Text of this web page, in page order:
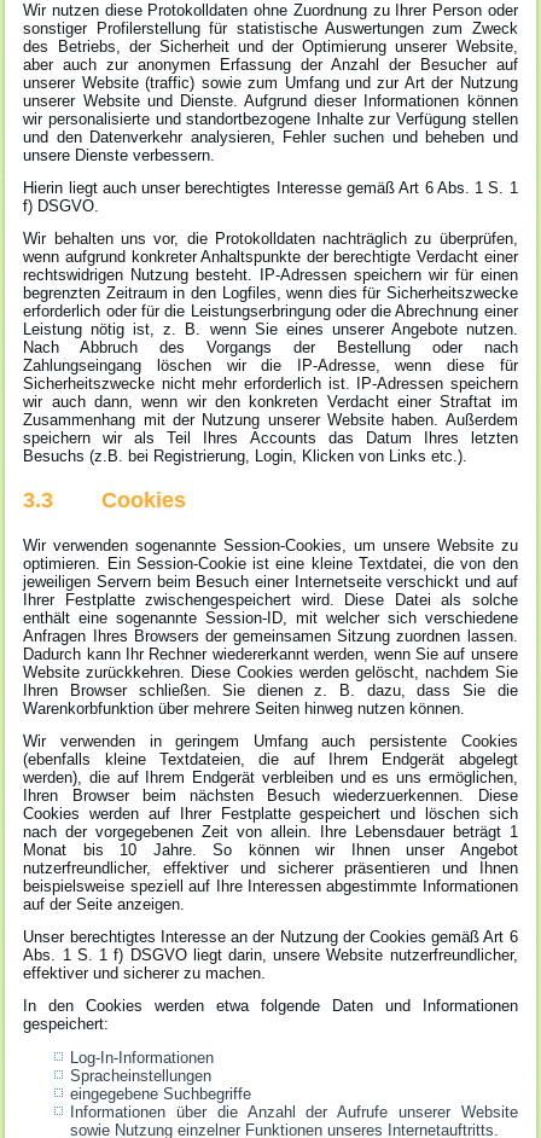
Wir nutzen diese Protokolldaten ohne Zuordnung zu Ihrer Person oder
sonstiger Profilerstellung für statistische Auswertungen zum Zweck
des Betriebs, der Sicherheit und der Optimierung unserer Website,
aber auch zur anonymen Erfassung der Anzahl der Besucher auf
unserer Website (traffic) sowie zum Umfang und zur Art der Nutzung
unserer Website und Dienste. Aufgrund dieser Informationen können
wir personalisierte und standortbezogene Inhalte zur Verfügung stellen
und den Datenverkehr analysieren, Fehler suchen und beheben und
unsere Dienste verbessern.
Hierin liegt auch unser berechtigtes Interesse gemäß Art 6 Abs. 1 S. 1
f) DSGVO.
Wir behalten uns vor, die Protokolldaten nachträglich zu überprüfen,
wenn aufgrund konkreter Anhaltspunkte der berechtigte Verdacht einer
rechtswidrigen Nutzung besteht. IP-Adressen speichern wir für einen
begrenzten Zeitraum in den Logfiles, wenn dies für Sicherheitszwecke
erforderlich oder für die Leistungserbringung oder die Abrechnung einer
Leistung nötig ist, z. B. wenn Sie eines unserer Angebote nutzen.
Nach Abbruch des Vorgangs der Bestellung oder nach
Zahlungseingang löschen wir die IP-Adresse, wenn diese für
Sicherheitszwecke nicht mehr erforderlich ist. IP-Adressen speichern
wir auch dann, wenn wir den konkreten Verdacht einer Straftat im
Zusammenhang mit der Nutzung unserer Website haben. Außerdem
speichern wir als Teil Ihres Accounts das Datum Ihres letzten
Besuchs (z.B. bei Registrierung, Login, Klicken von Links etc.).
3.3 Cookies
Wir verwenden sogenannte Session-Cookies, um unsere Website zu
optimieren. Ein Session-Cookie ist eine kleine Textdatei, die von den
jeweiligen Servern beim Besuch einer Internetseite verschickt und auf
Ihrer Festplatte zwischengespeichert wird. Diese Datei als solche
enthält eine sogenannte Session-ID, mit welcher sich verschiedene
Anfragen Ihres Browsers der gemeinsamen Sitzung zuordnen lassen.
Dadurch kann Ihr Rechner wiedererkannt werden, wenn Sie auf unsere
Website zurückkehren. Diese Cookies werden gelöscht, nachdem Sie
Ihren Browser schließen. Sie dienen z. B. dazu, dass Sie die
Warenkorbfunktion über mehrere Seiten hinweg nutzen können.
Wir verwenden in geringem Umfang auch persistente Cookies
(ebenfalls kleine Textdateien, die auf Ihrem Endgerät abgelegt
werden), die auf Ihrem Endgerät verbleiben und es uns ermöglichen,
Ihren Browser beim nächsten Besuch wiederzuerkennen. Diese
Cookies werden auf Ihrer Festplatte gespeichert und löschen sich
nach der vorgegebenen Zeit von allein. Ihre Lebensdauer beträgt 1
Monat bis 10 Jahre. So können wir Ihnen unser Angebot
nutzerfreundlicher, effektiver und sicherer präsentieren und Ihnen
beispielsweise speziell auf Ihre Interessen abgestimmte Informationen
auf der Seite anzeigen.
Unser berechtigtes Interesse an der Nutzung der Cookies gemäß Art 6
Abs. 1 S. 1 f) DSGVO liegt darin, unsere Website nutzerfreundlicher,
effektiver und sicherer zu machen.
In den Cookies werden etwa folgende Daten und Informationen
gespeichert:
Log-In-Informationen
Spracheinstellungen
eingegebene Suchbegriffe
Informationen über die Anzahl der Aufrufe unserer Website
sowie Nutzung einzelner Funktionen unseres Internetauftritts.